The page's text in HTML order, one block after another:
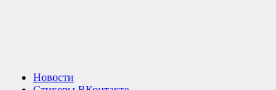
Новости